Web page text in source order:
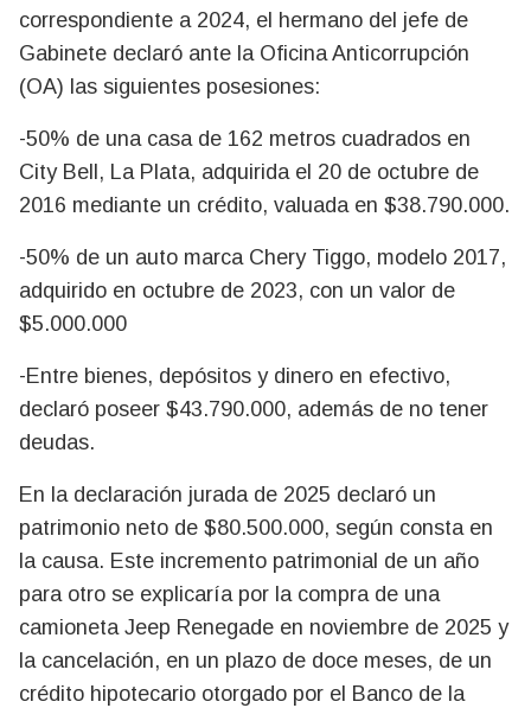
correspondiente a 2024, el hermano del jefe de
Gabinete declaró ante la Oficina Anticorrupción
(OA) las siguientes posesiones:
-50% de una casa de 162 metros cuadrados en
City Bell, La Plata, adquirida el 20 de octubre de
2016 mediante un crédito, valuada en $38.790.000.
-50% de un auto marca Chery Tiggo, modelo 2017,
adquirido en octubre de 2023, con un valor de
$5.000.000
-Entre bienes, depósitos y dinero en efectivo,
declaró poseer $43.790.000, además de no tener
deudas.
En la declaración jurada de 2025 declaró un
patrimonio neto de $80.500.000, según consta en
la causa. Este incremento patrimonial de un año
para otro se explicaría por la compra de una
camioneta Jeep Renegade en noviembre de 2025 y
la cancelación, en un plazo de doce meses, de un
crédito hipotecario otorgado por el Banco de la